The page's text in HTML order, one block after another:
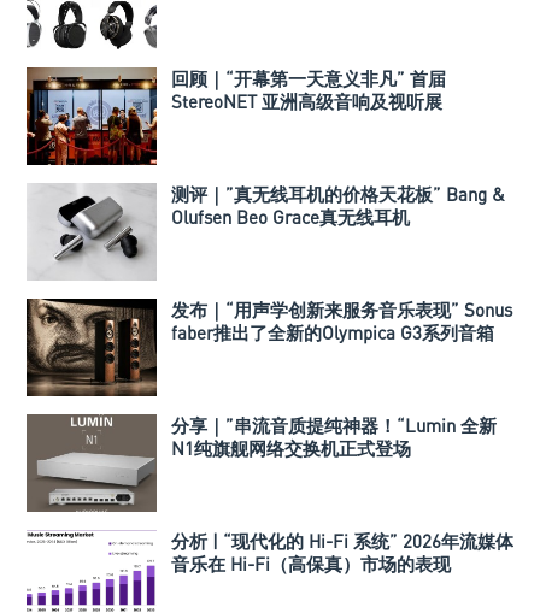
回顾｜“开幕第一天意义非凡” 首届
StereoNET 亚洲高级音响及视听展
测评｜”真无线耳机的价格天花板” Bang &
Olufsen Beo Grace真无线耳机
发布｜“用声学创新来服务音乐表现” Sonus
faber推出了全新的Olympica G3系列音箱
分享｜”串流音质提纯神器！“Lumin 全新
N1纯旗舰网络交换机正式登场
分析 | “现代化的 Hi-Fi 系统” 2026年流媒体
音乐在 Hi-Fi（高保真）市场的表现